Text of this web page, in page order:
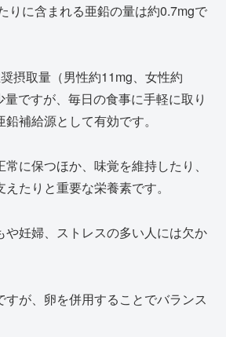
りに含まれる亜鉛の量は約0.7mgで
摂取量（男性約11mg、女性約
ですが、毎日の食事に手軽に取り
補給源として有効です。
に保つほか、味覚を維持したり、
たりと重要な栄養素です。
や妊婦、ストレスの多い人には欠か
すが、卵を併用することでバランス